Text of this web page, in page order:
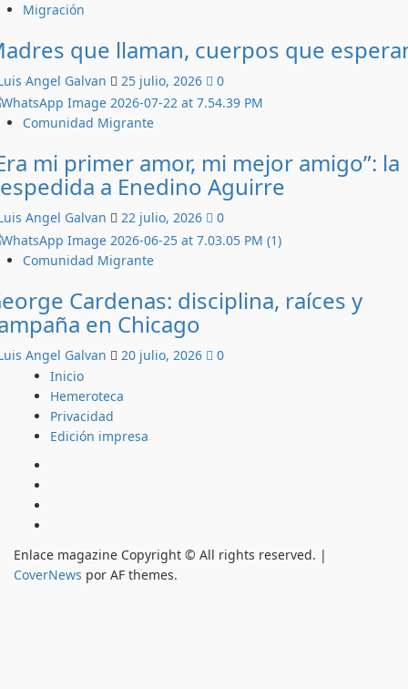
Migración
que llaman, cuerpos que
Angel Galvan 25 julio, 2026 0
Comunidad Migrante
mi primer amor, mi mejor amigo”: la
a Enedino Aguirre
Angel Galvan 22 julio, 2026 0
Comunidad Migrante
Cardenas: disciplina, raíces y
en Chicago
Angel Galvan 20 julio, 2026
0
Inicio
Hemeroteca
Privacidad
Edición impresa
Enlace magazine Copyright © All rights reserved. |
CoverNews por AF themes.